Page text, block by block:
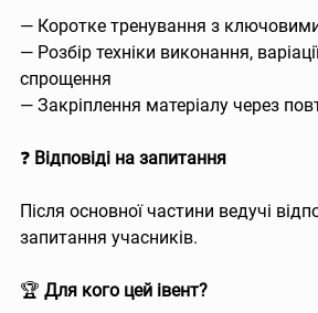
— Коротке тренування з
— Розбір техніки виконання,
спрощення
— Закріплення матеріалу через
❓ Відповіді на запитання
Після основної частини ведучі
запитання учасників.
🏆 Для кого цей івент?